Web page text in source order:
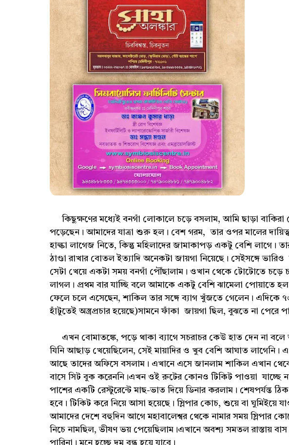
কিছুক্ষণের মধ্যেই বনগাঁ লোকালে চড়ে বসলাম, আমি ছাড়া বাকিরা
পড়েছেন। আমাদের যাত্রা শুরু হল। বেশ গরম, তার ওপর মালের
হাল্কা লাগেজ নিতে, কিন্তু মহিলাদের জামাকাপড় একটু বেশি লাগে।
ঠাণ্ডা রাখার বোতল ইত্যাদি অনেকটা জায়গা নিয়েছে। সেইসঙ্গে
সেটা খেয়ে একটা সময় বনগাঁ পৌঁছালাম। ওখান থেকে টোটোতে চড়ে
লাগল। প্রথম বার যাচ্ছি বলে আমাকে একটু বেশি ঝামেলা পোয়াতে
ফেলে চলে এসেছেন, শাকিল তার সঙ্গে ব্যাগ খুঁজতে গেলেন। এদিকে
হাঁটুতেই অস্ত্রপ্রচার হয়েছে)সামনে ফাঁকা জায়গা ছিল, বুঝতে না পেরে
এখন বোমাতঙ্কে, পড়ে থাকা ব্যাগে সচরাচর কেউ হাত দেন না বলে
যিনি আছাড় খেয়েছিলেন, সেই মায়াদির ও খুব বেশি আঘাত লাগেনি।
আছে তাদের অফিসে বসলাম। এখানে এসে জানলাম শাকিল এখান
বাসে সিট বুক করেননি।এখন ওই রুটের কোনও টিকিট পাওয়া যাচ্ছে
পাশের একটি রেস্টুরেন্টে মাছ-ভাত দিয়ে ডিনার করলাম। শেষপর্যন্ত
হবে। টিকিট করে নিয়ে আসা হয়েছে। স্লিপার কোচ, শুয়ে বা ঘুমিইয়ে
আমাদের দেশে বহুদিন আগে মহাবালেশ্বর থেকে নামার সময় স্লিপার
নিচে নামছিল, ভীষণ ভয় পেয়েছিলাম।এখানে অবশ্য সমতল রাস্তায়
পারিনা। মনে হচ্ছে দম বন্ধ হয়ে যাবে।